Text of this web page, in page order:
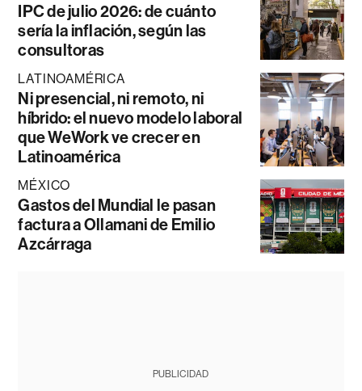
IPC de julio 2026: de cuánto
sería la inflación, según las
consultoras
LATINOAMÉRICA
Ni presencial, ni remoto, ni
híbrido: el nuevo modelo laboral
que WeWork ve crecer en
Latinoamérica
MÉXICO
Gastos del Mundial le pasan
factura a Ollamani de Emilio
Azcárraga
PUBLICIDAD